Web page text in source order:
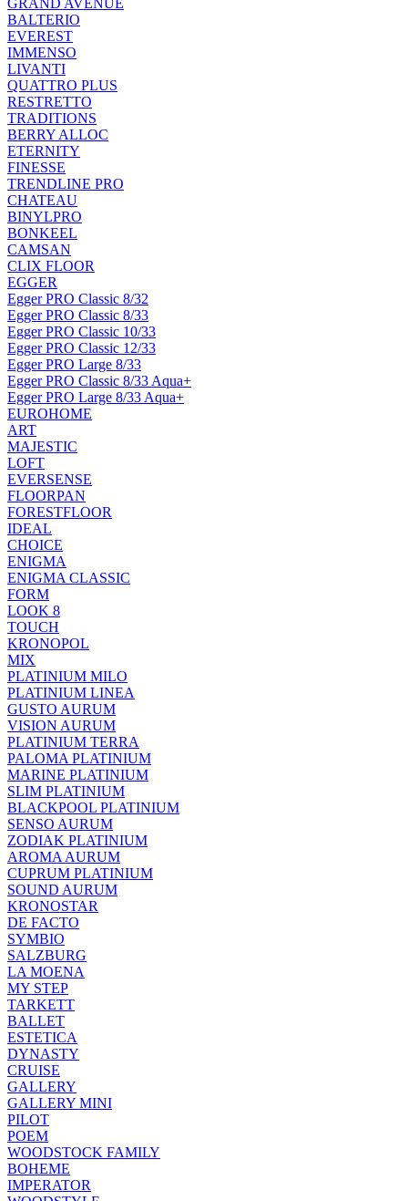
GRAND AVENUE
BALTERIO
EVEREST
IMMENSO
LIVANTI
QUATTRO PLUS
RESTRETTO
TRADITIONS
BERRY ALLOC
ETERNITY
FINESSE
TRENDLINE PRO
CHATEAU
BINYLPRO
BONKEEL
CAMSAN
CLIX FLOOR
EGGER
Egger PRO Classic 8/32
Egger PRO Classic 8/33
Egger PRO Classic 10/33
Egger PRO Classic 12/33
Egger PRO Large 8/33
Egger PRO Classic 8/33 Aqua+
Egger PRO Large 8/33 Aqua+
EUROHOME
ART
MAJESTIC
LOFT
EVERSENSE
FLOORPAN
FORESTFLOOR
IDEAL
CHOICE
ENIGMA
ENIGMA CLASSIC
FORM
LOOK 8
TOUCH
KRONOPOL
MIX
PLATINIUM MILO
PLATINIUM LINEA
GUSTO AURUM
VISION AURUM
PLATINIUM TERRA
PALOMA PLATINIUM
MARINE PLATINIUM
SLIM PLATINIUM
BLACKPOOL PLATINIUM
SENSO AURUM
ZODIAK PLATINIUM
AROMA AURUM
CUPRUM PLATINIUM
SOUND AURUM
KRONOSTAR
DE FACTO
SYMBIO
SALZBURG
LA MOENA
MY STEP
TARKETT
BALLET
ESTETICA
DYNASTY
CRUISE
GALLERY
GALLERY MINI
PILOT
POEM
WOODSTOCK FAMILY
BOHEME
IMPERATOR